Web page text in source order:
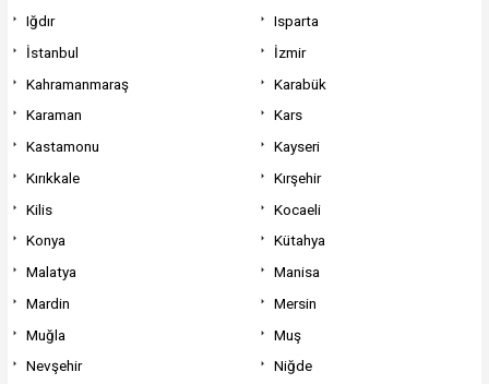
Iğdır
Isparta
İstanbul
İzmir
Kahramanmaraş
Karabük
Karaman
Kars
Kastamonu
Kayseri
Kırıkkale
Kırşehir
Kilis
Kocaeli
Konya
Kütahya
Malatya
Manisa
Mardin
Mersin
Muğla
Muş
Nevşehir
Niğde